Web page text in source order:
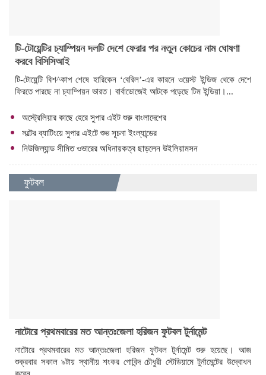
টি-টোয়েন্টির চ্যাম্পিয়ন দলটি দেশে ফেরার পর নতুন কোচের নাম ঘোষণা
করবে বিসিসিআই
টি-টোয়েন্টি বিশ^কাপ শেষে হারিকেন ‘বেরিল’-এর কারনে ওয়েস্ট ইন্ডিজ থেকে দেশে
ফিরতে পারছে না চ্যাম্পিয়ন ভারত। বার্বাডোজেই আটকে পড়েছে টিম ইন্ডিয়া।...
অস্ট্রেলিয়ার কাছে হেরে সুপার এইট শুরু বাংলাদেশের
সল্টের ব্যাটিংয়ে সুপার এইটে শুভ সূচনা ইংল্যান্ডের
নিউজিল্যান্ড সীমিত ওভারের অধিনায়কত্ব ছাড়লেন উইলিয়ামসন
ফুটবল
নাটোরে প্রথমবারের মত আন্তঃজেলা হরিজন ফুটবল টুর্নামেন্ট
নাটোরে প্রথমবারের মত আন্তঃজেলা হরিজন ফুটবল টুর্নামেন্ট শুরু হয়েছে। আজ
শুক্রবার সকাল ৯টায় স্থানীয় শংকর গোবিন্দ চৌধুরী স্টেডিয়ামে টুর্নামেন্টের উদ্বোধন